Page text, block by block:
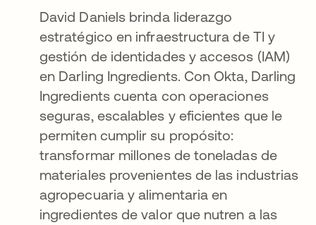
David Daniels brinda liderazgo
estratégico en infraestructura de TI y
gestión de identidades y accesos (IAM)
en Darling Ingredients. Con Okta, Darling
Ingredients cuenta con operaciones
seguras, escalables y eficientes que le
permiten cumplir su propósito:
transformar millones de toneladas de
materiales provenientes de las industrias
agropecuaria y alimentaria en
ingredientes de valor que nutren a las